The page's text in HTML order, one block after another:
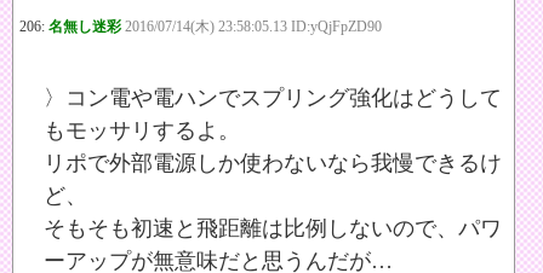
206: 名無し迷彩 2016/07/14(木) 23:58:05.13 ID:yQjFpZD90
〉コン電や電ハンでスプリング強化はどうして
もモッサリするよ。
リポで外部電源しか使わないなら我慢できるけ
ど、
そもそも初速と飛距離は比例しないので、パワ
ーアップが無意味だと思うんだが…